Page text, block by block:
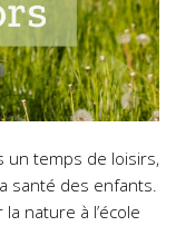
un temps de loisirs,
santé des enfants.
nature à l’école